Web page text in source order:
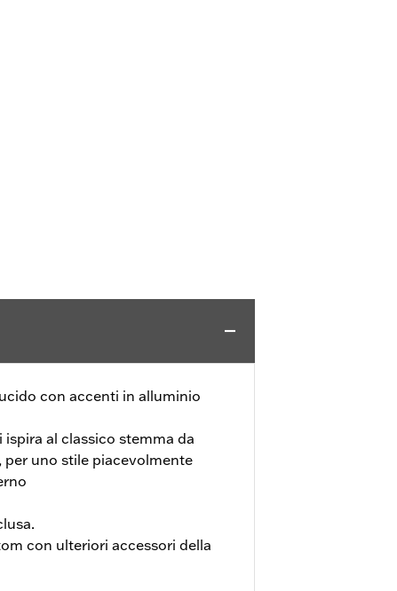
con accenti in alluminio
al classico stemma da
uno stile piacevolmente
con ulteriori accessori della